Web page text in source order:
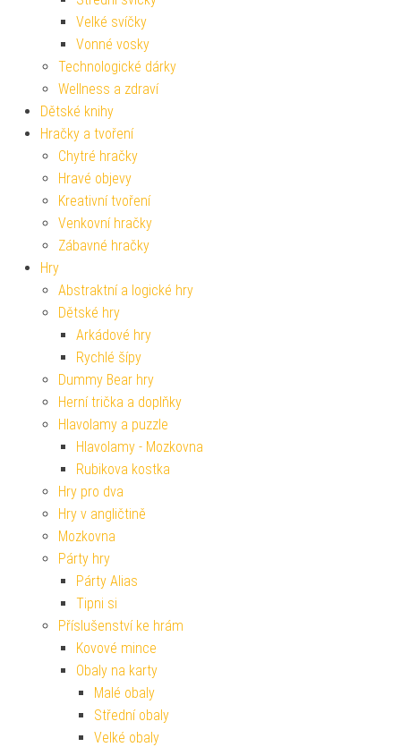
Velké svíčky
Vonné vosky
Technologické dárky
Wellness a zdraví
Dětské knihy
Hračky a tvoření
Chytré hračky
Hravé objevy
Kreativní tvoření
Venkovní hračky
Zábavné hračky
Hry
Abstraktní a logické hry
Dětské hry
Arkádové hry
Rychlé šípy
Dummy Bear hry
Herní trička a doplňky
Hlavolamy a puzzle
Hlavolamy - Mozkovna
Rubikova kostka
Hry pro dva
Hry v angličtině
Mozkovna
Párty hry
Párty Alias
Tipni si
Příslušenství ke hrám
Kovové mince
Obaly na karty
Malé obaly
Střední obaly
Velké obaly